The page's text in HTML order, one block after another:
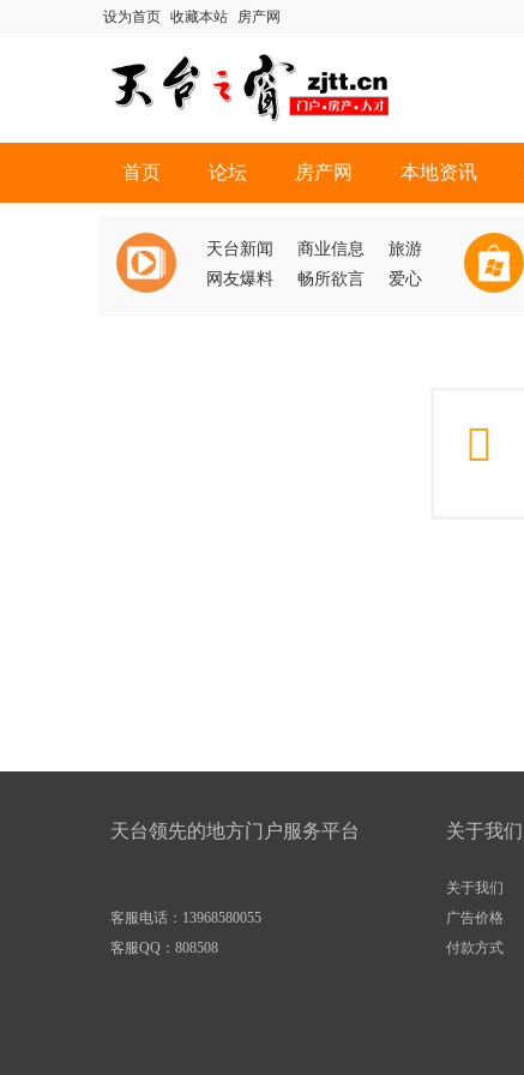
设为首页 收藏本站 房产网
首页 论坛 房产网 本地资讯
天台新闻 商业信息
旅游
网友爆料
畅所欲言 爱心
天台领先的地方门户服务平台
客服电话：13968580055
客服QQ： 808508
关于我们
关于我们
广告价格
付款方式